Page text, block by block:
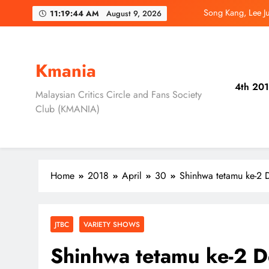
11:19:46 AM August 9, 2026
Song Kang, Lee
Daripada Saingan
Song Kang, Lee
Kmania
Malaysian Critics Circle and Fans Society
Club (KMANIA)
4th
Home 2018 April 30 Shinhwa tetamu ke-
JTBC VARIETY SHOWS
Shinhwa tetamu ke-2